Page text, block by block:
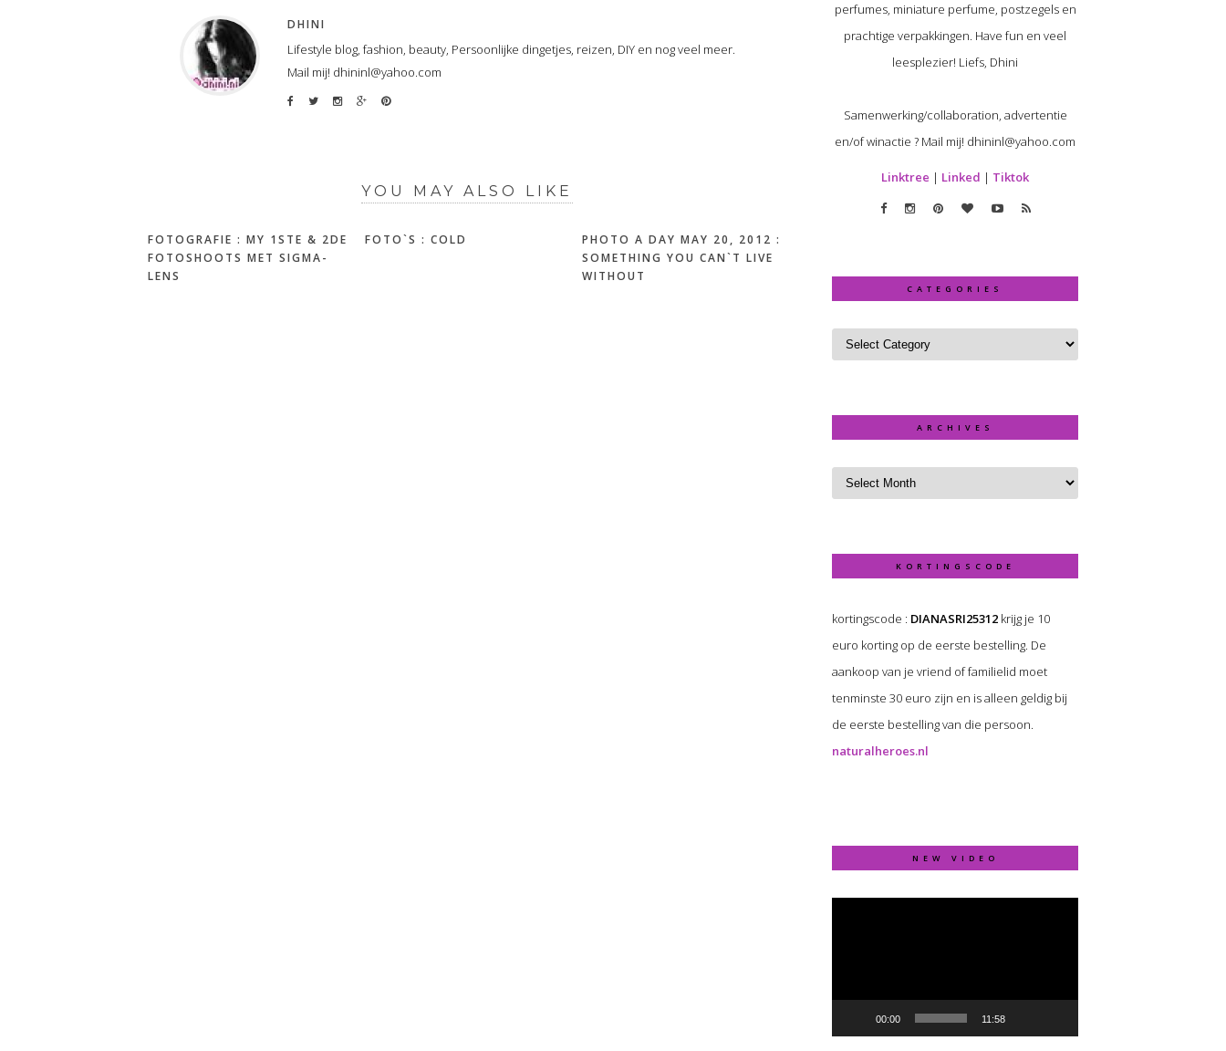
DHINI
Lifestyle blog, fashion, beauty, Persoonlijke dingetjes, reizen, DIY en nog veel meer.
Mail mij! dhininl@yahoo.com
YOU MAY ALSO LIKE
FOTOGRAFIE : MY 1STE & 2DE
FOTOSHOOTS MET SIGMA-
LENS
FOTO`S : COLD
PHOTO A DAY MAY 20, 2012 :
SOMETHING YOU CAN`T LIVE
WITHOUT
perfumes, miniature perfume, postzegels en
prachtige verpakkingen. Have fun en veel
leesplezier! Liefs, Dhini
Samenwerking/collaboration, advertentie
en/of winactie ? Mail mij! dhininl@yahoo.com
Linktree | Linked | Tiktok
CATEGORIES
ARCHIVES
KORTINGSCODE
kortingscode : DIANASRI25312 krijg je 10
euro korting op de eerste bestelling. De
aankoop van je vriend of familielid moet
tenminste 30 euro zijn en is alleen geldig bij
de eerste bestelling van die persoon.
naturalheroes.nl
NEW VIDEO
Video
00:00 11:58